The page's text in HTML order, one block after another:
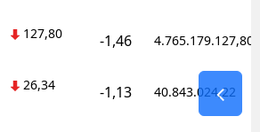
127,80 -1,46 4.765.179.127,80
26,34 -1,13 40.843.024,22